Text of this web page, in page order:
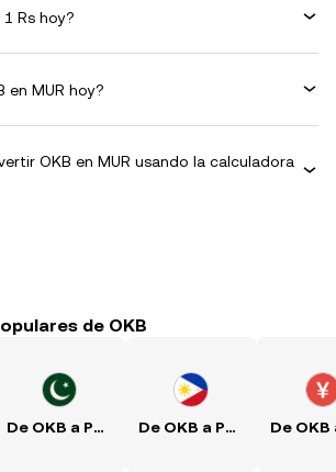
Rs hoy?
en MUR hoy?
OKB en MUR usando la calculadora
de OKB
De OKB a PKR De OKB a PHP